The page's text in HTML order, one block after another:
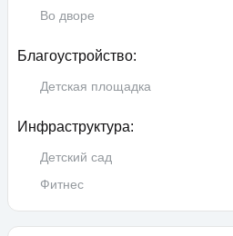
Во дворе
Благоустройство:
Детская площадка
Инфраструктура:
Детский сад
Фитнес